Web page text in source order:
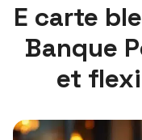
E carte
Banque
et